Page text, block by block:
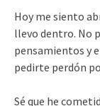
Hoy me siento
llevo dentro. No
pensamientos y
pedirte perdón
Sé que he